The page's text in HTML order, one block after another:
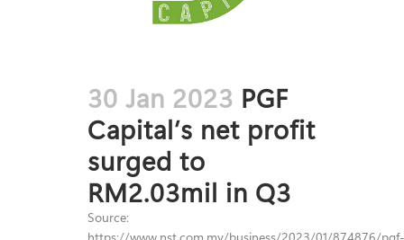
30 Jan 2023 PGF
Capital’s net profit
surged to
RM2.03mil in Q3
Source: